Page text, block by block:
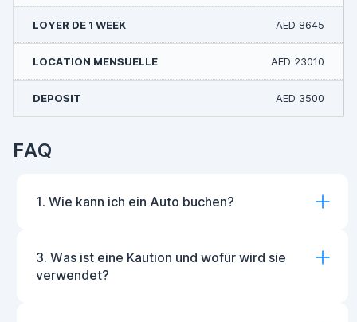
AED 8645
AED 23010
AED 3500
FAQ
1. Wie kann ich ein Auto buchen?
3. Was ist eine Kaution und wofür wird sie
verwendet?